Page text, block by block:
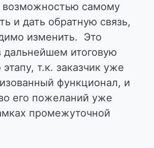
возможностью самому
и дать обратную связь,
изменить. Это
дальнейшем итоговую
т.к. заказчик уже
функционал, и
его пожеланий уже
промежуточной